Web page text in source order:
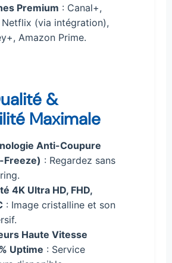
Premium : Canal+,
Netflix (via intégration),
Amazon Prime.
&
Maximale
Anti-Coupure
Freeze) : Regardez sans
4K Ultra HD, FHD,
: Image cristalline et son
Haute Vitesse
Uptime : Service